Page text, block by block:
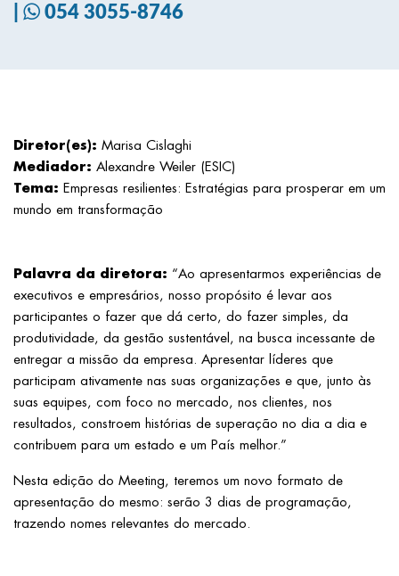
054 3055-8746
Diretor(es): Marisa Cislaghi
Mediador: Alexandre Weiler (ESIC)
Tema: Empresas resilientes: Estratégias para prosperar em um
mundo em transformação
Palavra da diretora: “Ao apresentarmos experiências de
executivos e empresários, nosso propósito é levar aos
participantes o fazer que dá certo, do fazer simples, da
produtividade, da gestão sustentável, na busca incessante de
entregar a missão da empresa. Apresentar líderes que
participam ativamente nas suas organizações e que, junto às
suas equipes, com foco no mercado, nos clientes, nos
resultados, constroem histórias de superação no dia a dia e
contribuem para um estado e um País melhor.”
Nesta edição do Meeting, teremos um novo formato de
apresentação do mesmo: serão 3 dias de programação,
trazendo nomes relevantes do mercado.